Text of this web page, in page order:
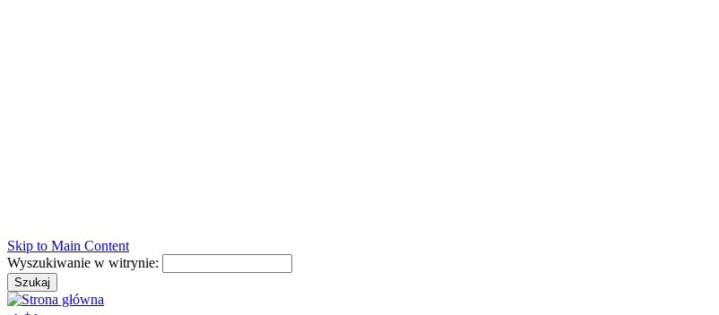
Skip to Main Content
Wyszukiwanie w witrynie: